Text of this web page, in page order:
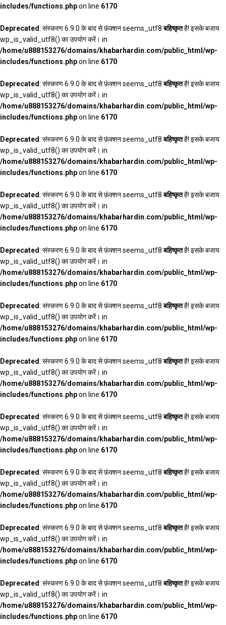
includes/functions.phpon line 6170
Deprecated: संस्करण 6.9.0 के बाद से फ़ंक्शन seems_utf8बहिष्कृतहै! इसके बजाय
wp_is_valid_utf8() का उपयोग करें। in
/home/u888153276/domains/khabarhardin.com/public_html/wp-
includes/functions.phpon line 6170
Deprecated: संस्करण 6.9.0 के बाद से फ़ंक्शन seems_utf8बहिष्कृतहै! इसके बजाय
wp_is_valid_utf8() का उपयोग करें। in
/home/u888153276/domains/khabarhardin.com/public_html/wp-
includes/functions.phpon line 6170
Deprecated: संस्करण 6.9.0 के बाद से फ़ंक्शन seems_utf8बहिष्कृतहै! इसके बजाय
wp_is_valid_utf8() का उपयोग करें। in
/home/u888153276/domains/khabarhardin.com/public_html/wp-
includes/functions.phpon line 6170
Deprecated: संस्करण 6.9.0 के बाद से फ़ंक्शन seems_utf8बहिष्कृतहै! इसके बजाय
wp_is_valid_utf8() का उपयोग करें। in
/home/u888153276/domains/khabarhardin.com/public_html/wp-
includes/functions.phpon line 6170
Deprecated: संस्करण 6.9.0 के बाद से फ़ंक्शन seems_utf8बहिष्कृतहै! इसके बजाय
wp_is_valid_utf8() का उपयोग करें। in
/home/u888153276/domains/khabarhardin.com/public_html/wp-
includes/functions.phpon line 6170
Deprecated: संस्करण 6.9.0 के बाद से फ़ंक्शन seems_utf8बहिष्कृतहै! इसके बजाय
wp_is_valid_utf8() का उपयोग करें। in
/home/u888153276/domains/khabarhardin.com/public_html/wp-
includes/functions.phpon line 6170
Deprecated: संस्करण 6.9.0 के बाद से फ़ंक्शन seems_utf8बहिष्कृतहै! इसके बजाय
wp_is_valid_utf8() का उपयोग करें। in
/home/u888153276/domains/khabarhardin.com/public_html/wp-
includes/functions.phpon line 6170
Deprecated: संस्करण 6.9.0 के बाद से फ़ंक्शन seems_utf8बहिष्कृतहै! इसके बजाय
wp_is_valid_utf8() का उपयोग करें। in
/home/u888153276/domains/khabarhardin.com/public_html/wp-
includes/functions.phpon line 6170
Deprecated: संस्करण 6.9.0 के बाद से फ़ंक्शन seems_utf8बहिष्कृतहै! इसके बजाय
wp_is_valid_utf8() का उपयोग करें। in
/home/u888153276/domains/khabarhardin.com/public_html/wp-
includes/functions.phpon line 6170
Deprecated: संस्करण 6.9.0 के बाद से फ़ंक्शन seems_utf8बहिष्कृतहै! इसके बजाय
wp_is_valid_utf8() का उपयोग करें। in
/home/u888153276/domains/khabarhardin.com/public_html/wp-
includes/functions.phpon line 6170
Deprecated: संस्करण 6.9.0 के बाद से फ़ंक्शन seems_utf8बहिष्कृतहै! इसके बजाय
wp_is_valid_utf8() का उपयोग करें। in
/home/u888153276/domains/khabarhardin.com/public_html/wp-
includes/functions.phpon line 6170